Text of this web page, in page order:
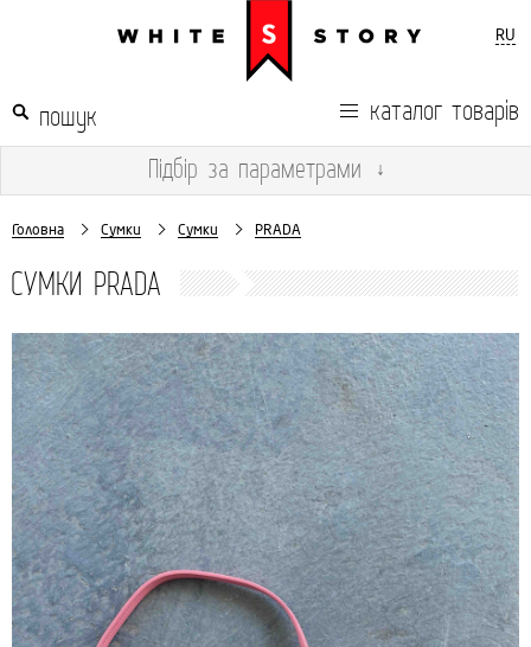
RU
каталог товарів
Підбір за параметрами ↓
Головна Сумки Сумки PRADA
СУМКИ PRADA